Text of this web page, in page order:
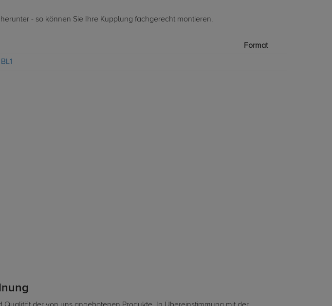
- so können Sie Ihre Kupplung fachgerecht montieren.
Format